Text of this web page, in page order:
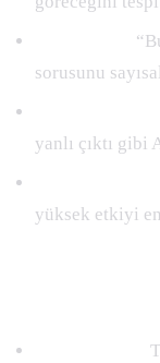
sorusunu
yanlı çıktı
yüksek etkiyi